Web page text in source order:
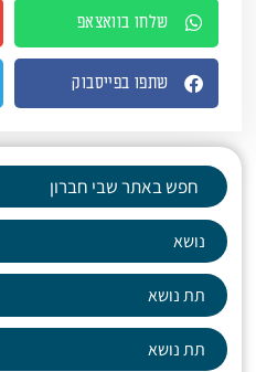
שלחו בוואצאפ
שתפו בפייסבוק